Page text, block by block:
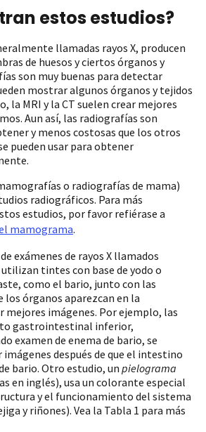
estos estudios?
llamadas rayos X, producen
de huesos y ciertos órganos y
son muy buenas para detectar
mostrar algunos órganos y tejidos
la MRI y la CT suelen crear mejores
Aun así, las radiografías son
y menos costosas que los otros
pueden usar para obtener
o radiografías de mama)
radiográficos. Para más
estudios, por favor refiérase a
mamograma.
exámenes de rayos X llamados
utilizan tintes con base de yodo o
como el bario, junto con las
los órganos aparezcan en la
mejores imágenes. Por ejemplo, las
gastrointestinal inferior,
examen de enema de bario, se
después de que el intestino
bario. Otro estudio, un pielograma
en inglés), usa un colorante especial
y el funcionamiento del sistema
y riñones). Vea la Tabla 1 para más